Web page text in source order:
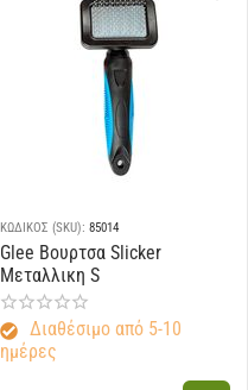
ΚΩΔΙΚΟΣ (SKU): 85014
Glee Βουρτσα Slicker
Μεταλλικη S
Διαθέσιμο από 5-10
ημέρες